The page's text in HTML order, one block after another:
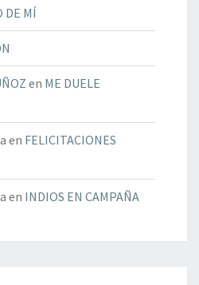
DE MÍ
en ME DUELE
en FELICITACIONES
en INDIOS EN CAMPAÑA